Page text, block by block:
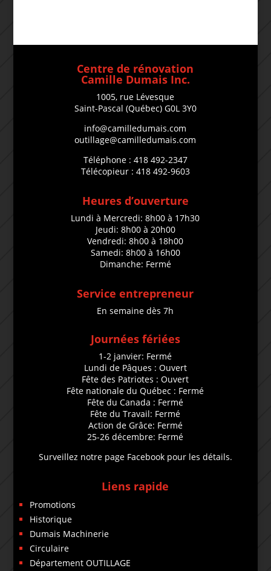
Centre de rénovation
Camille Dumais Inc.
1005, rue Lévesque
Saint-Pascal (Québec) G0L 3Y0
info@camilledumais.com
outillage@camilledumais.com
Téléphone : 418 492-2347
Télécopieur : 418 492-9603
Heures d’ouverture
Lundi à Mercredi: 8h00 à 17h30
Jeudi: 8h00 à 20h00
Vendredi: 8h00 à 18h00
Samedi: 8h00 à 16h00
Dimanche: Fermé
Service entrepreneur
En semaine dès 7h
Journées fériées
1-2 janvier: Fermé
Lundi de Pâques : Ouvert
Fête des Patriotes : Ouvert
Fête nationale du Québec : Fermé
Fête du Canada : Fermé
Fête du Travail: Fermé
Action de Grâce: Fermé
25-26 décembre: Fermé
Surveillez notre page Facebook pour les détails.
Liens rapide
Promotions
Historique
Dumais Machinerie
Circulaire
Département OUTILLAGE